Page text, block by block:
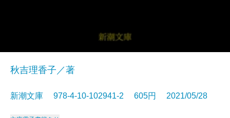
秋吉理香子／著
新潮文庫 978-4-10-102941-2 605円 2021/05/28